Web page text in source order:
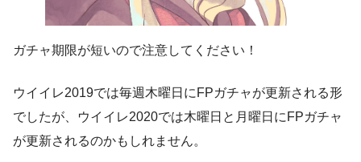
ガチャ期限が短いので注意してください！
ウイイレ2019では毎週木曜日にFPガチャが更新される形
でしたが、ウイイレ2020では木曜日と月曜日にFPガチャ
が更新されるのかもしれません。